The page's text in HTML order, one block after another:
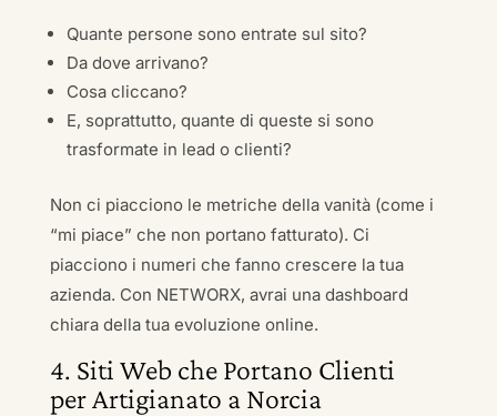
Quante persone sono entrate sul sito?
Da dove arrivano?
Cosa cliccano?
E, soprattutto, quante di queste si sono
trasformate in lead o clienti?
Non ci piacciono le metriche della vanità (come i
“mi piace” che non portano fatturato). Ci
piacciono i numeri che fanno crescere la tua
azienda. Con NETWORX, avrai una dashboard
chiara della tua evoluzione online.
4. Siti Web che Portano Clienti
per Artigianato a Norcia